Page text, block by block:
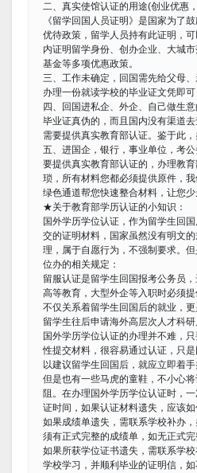
二、真实使馆认证的用途(创业优惠
《留学回国人员证明》是国家为了
优待政策，留学人员持有此证明，
内证明留学身份、创办企业、大城
基金等多项优惠政策。
三、工作未确定，回国需先给父母
办理一份就读学校的毕业证文凭即可
四、回国进私企、外企、自己做生
毕业证真伪的，而且国内没有渠道
需要提供真实教育部认证。鉴于此
五、进国企，银行，事业单位，考
要提供真实教育部认证的，办理教
琐，所有材料您都必须提供原件，
绿色通道帮您快速整合材料，让您少
★关于教育部学历认证的小知识：
国外学历学位认证，作为留学生回
交的证明材料，国家虽然没有明文
理，属于自愿行为，不强制要求。
位办的相关规定：
留服认证是留学生回国报考公务员
高等教育，大型外企等入职时必须
不仅关系着留学生回国后的就业，
留学生往后申请海外高层次人才科研
国外学历学位认证的办理并不难，
性提交材料，很容易通过认证，只
以建议留学生回国后，就应立即着手
但是也有一些马虎的童鞋，不小心
阻。在办理国外学历学位认证时，
证时间，如果认证材料遗失，应该
如果成绩单遗失，需联系学校补办
须有正式完整的成绩单，如无正式完
如果所获学位证书遗失，需联系学
学校学习，并顺利毕业的证明信，如